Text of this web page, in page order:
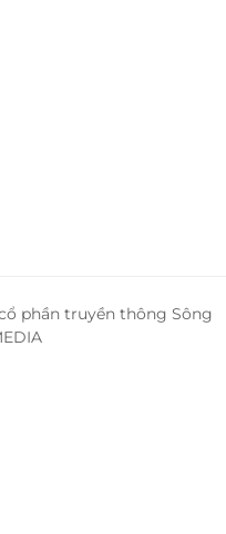
phần truyền thông Sông